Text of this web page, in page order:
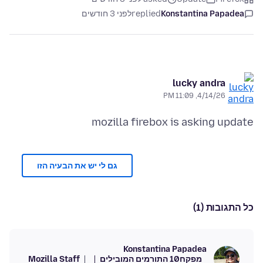
Konstantina Papadea
repliedלפני 3 חודשים
lucky andra
4/14/26, 11:09 PM
mozilla firebox is asking update
גם לי יש את הבעיה הזו
כל התגובות (1)
Konstantina Papadea
מפקח10 התורמים המובילים Mozilla Staff